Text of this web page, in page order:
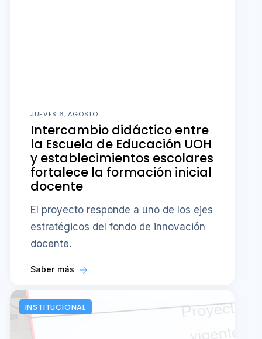
JUEVES 6, AGOSTO
Intercambio didáctico entre
la Escuela de Educación UOH
y establecimientos escolares
fortalece la formación inicial
docente
El proyecto responde a uno de los ejes
estratégicos del fondo de innovación
docente.
Saber más
INSTITUCIONAL